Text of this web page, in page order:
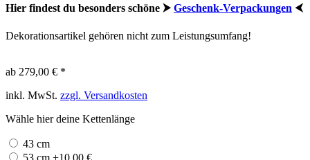
Hier findest du besonders schöne ⮞ Geschenk-Verpackungen ⮜
Dekorationsartikel gehören nicht zum Leistungsumfang!
ab 279,00 € *
inkl. MwSt. zzgl. Versandkosten
Wähle hier deine Kettenlänge
43 cm
53 cm +10,00 €